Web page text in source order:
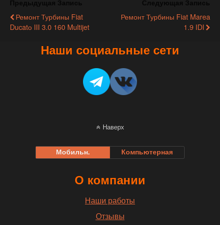
Ремонт Турбины Fiat
Ducatо III 3.0 160 Multijet
Ремонт Турбины Fiat Marea
1.9 IDI
Наши социальные сети
Наверх
Мобильн. Компьютерная
О компании
Наши работы
Отзывы